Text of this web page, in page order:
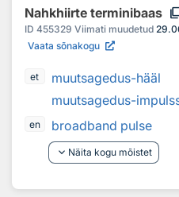
Nahkhiirte terminibaas
ID 455329 Viimati muudetud
Vaata sõnakogu
et
muutsagedus-hääl
muutsagedus-
en
broadband pulse
keyboard_arrow_down Näita kogu mõistet